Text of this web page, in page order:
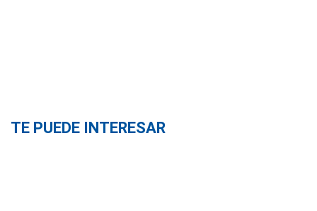
TE PUEDE INTERESAR